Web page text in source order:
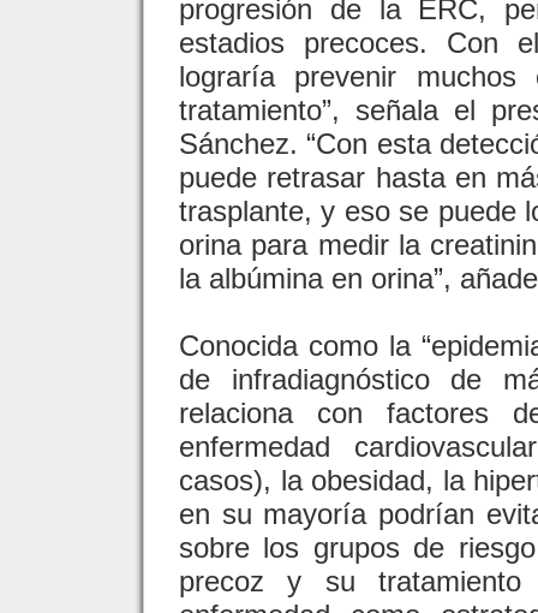
progresión de la ERC,
estadios precoces. Con
lograría prevenir
tratamiento”, señala el
Sánchez. “Con esta
puede retrasar hasta en
trasplante, y eso se puede
orina para medir la
la albúmina en orina”,
Conocida como la
de infradiagnóstico de
relaciona con factores
enfermedad
casos), la obesidad, la
en su mayoría podrían
sobre los grupos de
precoz y su